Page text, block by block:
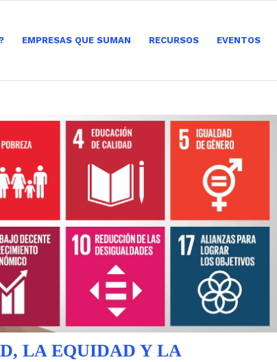
EMPRESAS QUE SUMAN RECURSOS EVENTOS
LA EQUIDAD Y LA